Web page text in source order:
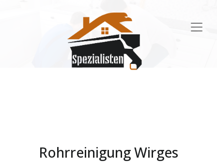
Rohrreinigung Wirges